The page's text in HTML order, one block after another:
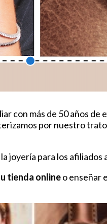
con más de 50 años
por nuestro
joyería para los afiliados
tienda onlineo enseñar